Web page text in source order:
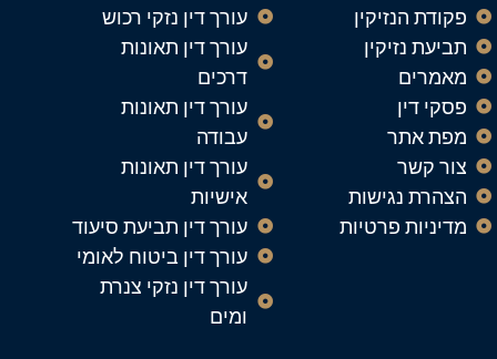
פקודת הנזיקין
תביעת נזיקין
מאמרים
פסקי דין
מפת אתר
צור קשר
הצהרת נגישות
מדיניות פרטיות
עורך דין נזקי רכוש
עורך דין תאונות
דרכים
עורך דין תאונות
עבודה
עורך דין תאונות
אישיות
עורך דין תביעת סיעוד
עורך דין ביטוח לאומי
עורך דין נזקי צנרת
ומים